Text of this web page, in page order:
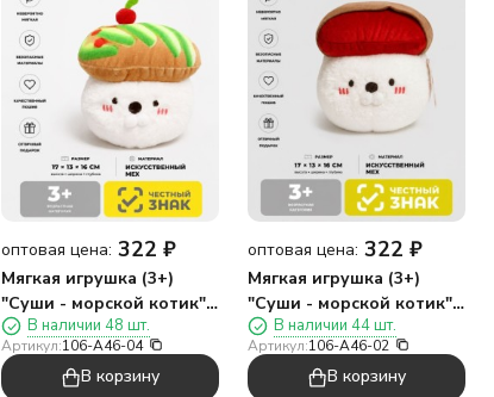
оптовая цена: 322 ₽
Мягкая игрушка (3+)
"Суши - морской котик",
коричневая, 17 см
В наличии 48 шт.
Артикул:106-A46-04
В корзину
оптовая цена: 322 ₽
Мягкая игрушка (3+)
"Суши - морской котик",
красно-коричневая, 17
см
В наличии 44 шт.
Артикул:106-A46-02
В корзину